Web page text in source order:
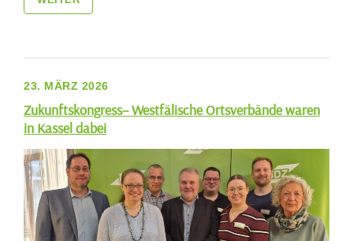
23. MÄRZ 2026
Zukunftskongress– Westfälische Ortsverbände waren
in Kassel dabei